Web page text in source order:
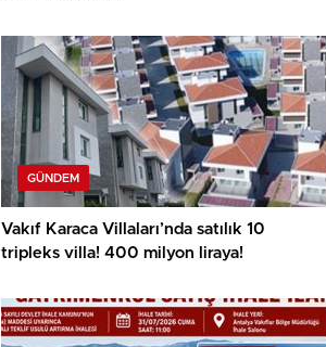
GÜNDEM
Vakıf Karaca Villaları’nda satılık 10
tripleks villa! 400 milyon liraya!